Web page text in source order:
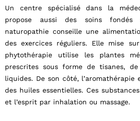
Un centre spécialisé dans la
propose aussi des soins
naturopathie conseille une
des exercices réguliers. Elle mise
phytothérapie utilise les plantes
prescrites sous forme de tisanes, de
liquides. De son côté, l’aromathérapie
des huiles essentielles. Ces
et l’esprit par inhalation ou massage.